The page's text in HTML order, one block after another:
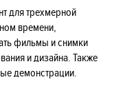
для трехмерной
времени,
фильмы и снимки
и дизайна. Также
демонстрации.